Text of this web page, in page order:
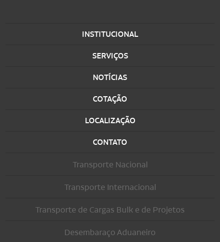
INSTITUCIONAL
SERVIÇOS
NOTÍCIAS
COTAÇÃO
LOCALIZAÇÃO
CONTATO
Transporte Nacional
Transporte Internacional
Transporte de Cargas Bulk e de Projetos
Desembaraço Aduaneiro